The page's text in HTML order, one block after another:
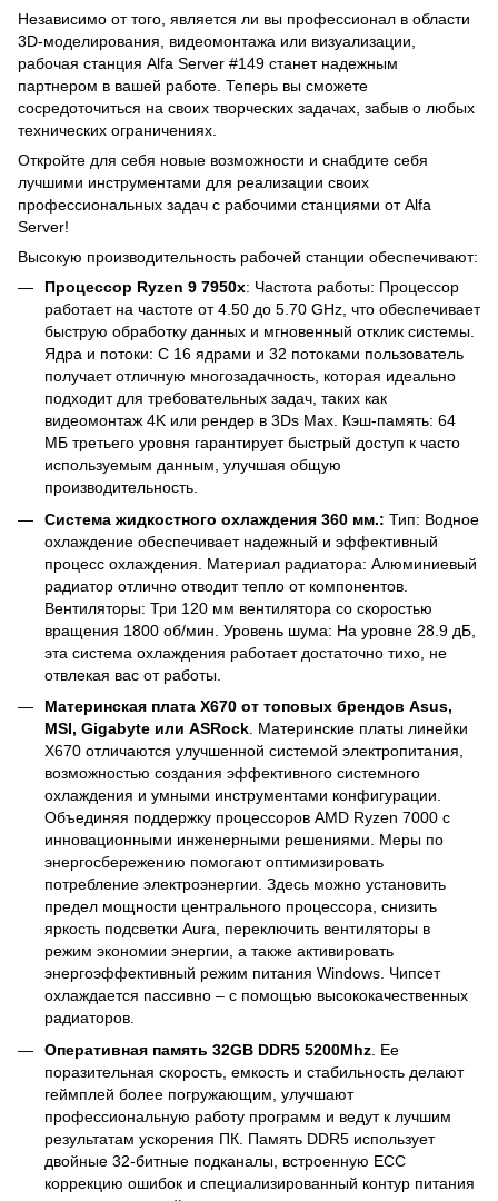
Независимо от того, является ли вы профессионал в области
3D-моделирования, видеомонтажа или визуализации,
рабочая станция Alfa Server #149 станет надежным
партнером в вашей работе. Теперь вы сможете
сосредоточиться на своих творческих задачах, забыв о любых
технических ограничениях.
Откройте для себя новые возможности и снабдите себя
лучшими инструментами для реализации своих
профессиональных задач с рабочими станциями от Alfa
Server!
Высокую производительность рабочей станции обеспечивают:
Процессор Ryzen 9 7950x: Частота работы: Процессор
работает на частоте от 4.50 до 5.70 GHz, что обеспечивает
быструю обработку данных и мгновенный отклик системы.
Ядра и потоки: С 16 ядрами и 32 потоками пользователь
получает отличную многозадачность, которая идеально
подходит для требовательных задач, таких как
видеомонтаж 4K или рендер в 3Ds Max. Кэш-память: 64
МБ третьего уровня гарантирует быстрый доступ к часто
используемым данным, улучшая общую
производительность.
Система жидкостного охлаждения 360 мм.: Тип: Водное
охлаждение обеспечивает надежный и эффективный
процесс охлаждения. Материал радиатора: Алюминиевый
радиатор отлично отводит тепло от компонентов.
Вентиляторы: Три 120 мм вентилятора со скоростью
вращения 1800 об/мин. Уровень шума: На уровне 28.9 дБ,
эта система охлаждения работает достаточно тихо, не
отвлекая вас от работы.
Материнская плата X670 от топовых брендов Asus,
MSI, Gigabyte или ASRock. Материнские платы линейки
X670 отличаются улучшенной системой электропитания,
возможностью создания эффективного системного
охлаждения и умными инструментами конфигурации.
Объединяя поддержку процессоров AMD Ryzen 7000 с
инновационными инженерными решениями. Меры по
энергосбережению помогают оптимизировать
потребление электроэнергии. Здесь можно установить
предел мощности центрального процессора, снизить
яркость подсветки Aura, переключить вентиляторы в
режим экономии энергии, а также активировать
энергоэффективный режим питания Windows. Чипсет
охлаждается пассивно – с помощью высококачественных
радиаторов.
Оперативная память 32GB DDR5 5200Mhz . Ее
поразительная скорость, емкость и стабильность делают
геймплей более погружающим, улучшают
профессиональную работу программ и ведут к лучшим
результатам ускорения ПК. Память DDR5 использует
двойные 32-битные подканалы, встроенную ECC
коррекцию ошибок и специализированный контур питания